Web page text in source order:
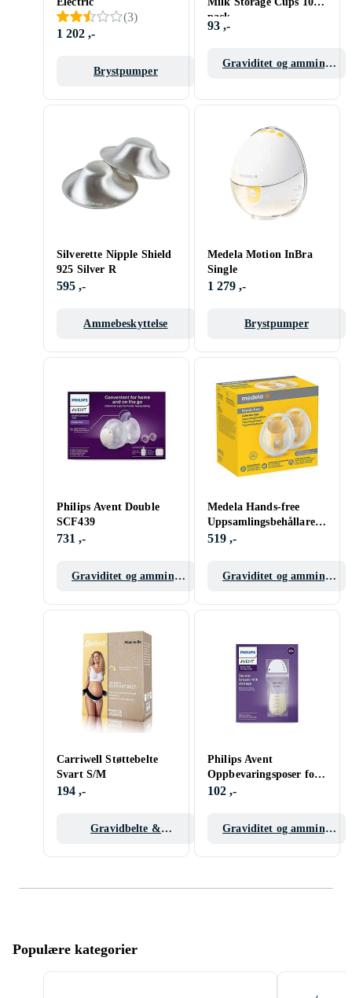
(3)
1 202 ,-
Brystpumper
pack
93 ,-
Graviditet og amming
Silverette Nipple Shield
925 Silver R
595 ,-
Ammebeskyttelse
Medela Motion InBra
Single
1 279 ,-
Brystpumper
Philips Avent Double
SCF439
731 ,-
Graviditet og amming
Medela Hands-free
Uppsamlingsbehållare
2-pack
519 ,-
Graviditet og amming
Carriwell Støttebelte
Svart S/M
194 ,-
Gravidbelte &
Philips Avent
Oppbevaringsposer for
Brystmelk 180ml 25 stk
102 ,-
Graviditet og amming
Populære kategorier